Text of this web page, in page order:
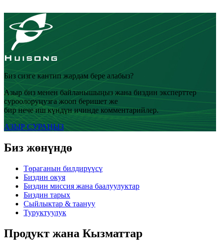
Биз сизге кантип жардам бере алабыз?
Азыр биз менен байланышыңыз жана биздин эксперттер
суроолоруңузга жооп беришет же
бир нече иш күндүн ичинде комментарийлер.
АЗЫР СУРАҢЫЗ
Биз жөнүндө
Төраганын билдирүүсү
Биздин окуя
Биздин миссия жана баалуулуктар
Биздин тарых
Сыйлыктар & таануу
Туруктуулук
Продукт жана Кызматтар